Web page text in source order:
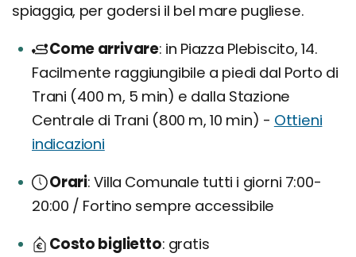
spiaggia, per godersi il bel mare pugliese.
Come arrivare in Piazza Plebiscito, 14.
Facilmente raggiungibile a piedi dal Porto di
Trani (400 m, 5 min) e dalla Stazione
Centrale di Trani (800 m, 10 min) - Ottieni
indicazioni
Orari Villa Comunale tutti i giorni 7:00-
20:00 / Fortino sempre accessibile
Costo biglietto gratis